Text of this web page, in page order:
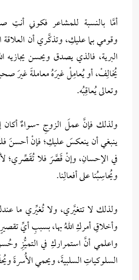
أمَّا بالنسبة للمشاعر فكوني أنتِ
وقومي بما عليكِ، وتذكَّري أن
البرية، فالذي يصدق ويحسن يجازيه
يُخالِفْ، أو يُعامِلْ غيرَهُ معاملةً غيرَ
وتعالى يُعاقِبُه.
ولذلك فإنَّ عملَ الزوجِ -سواءٌ أكان
ينبغي أن ينعكسَ عليكِ؛ فإنْ أحسنَ
في الإحسانِ، وإنْ قَصَّرَ فلا تُقَصِّري؛
ويُحاسِبُنا على أفعالِنا.
ولذلك لا تتغيَّري، ولا تُغيِّري ما
وأخلاقٍ أمركِ اللهُ بها، بسببِ أيِّ
واعلمي أنَّ استمراركِ في التميُّزِ
السلوكياتِ السلبيةَ، ويحمي الأُسرةَ